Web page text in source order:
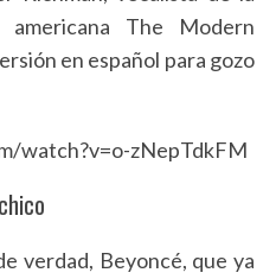
The Modern
en español para gozo
watch?v=o-zNepTdkFM
verdad, Beyoncé, que ya